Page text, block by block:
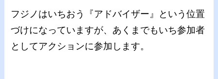
フジノはいちおう『アドバイザー』という位置
づけになっていますが、あくまでもいち参加者
としてアクションに参加します。